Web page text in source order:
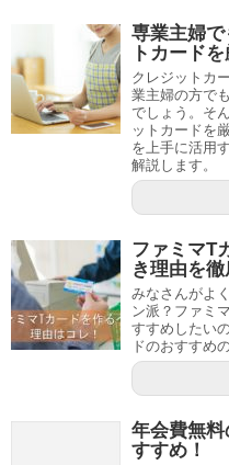
専業主婦
トカード
クレジットカ
業主婦の方で
でしょう。そ
ットカードを
を上手に活用
解説します。
ファミマT
き理由を
みなさんがよ
ン派？ファミ
すすめしたい
ドのおすすめ
年会費無
すすめ！